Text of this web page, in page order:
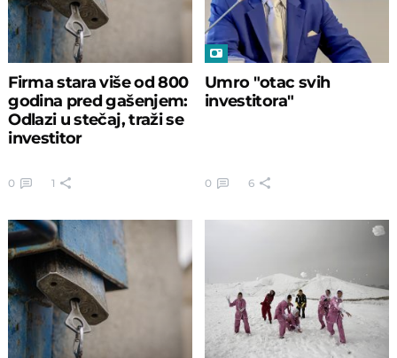
Firma stara više od 800
godina pred gašenjem:
Odlazi u stečaj, traži se
investitor
0 1
Umro "otac svih
investitora"
0 6